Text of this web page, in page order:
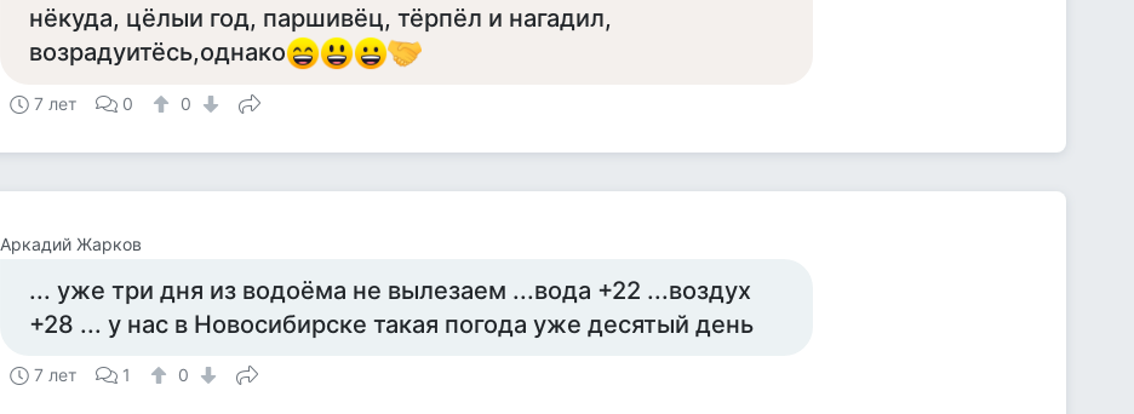
нёкуда, цёлыи год, паршивёц, тёрпёл и нагадил,
возрадуитёсь,однако
7 лет 0 0
Аркадий Жарков
... уже три дня из водоёма не вылезаем ...вода +22 ...воздух
+28 ... у нас в Новосибирске такая погода уже десятый день
7 лет 1 0